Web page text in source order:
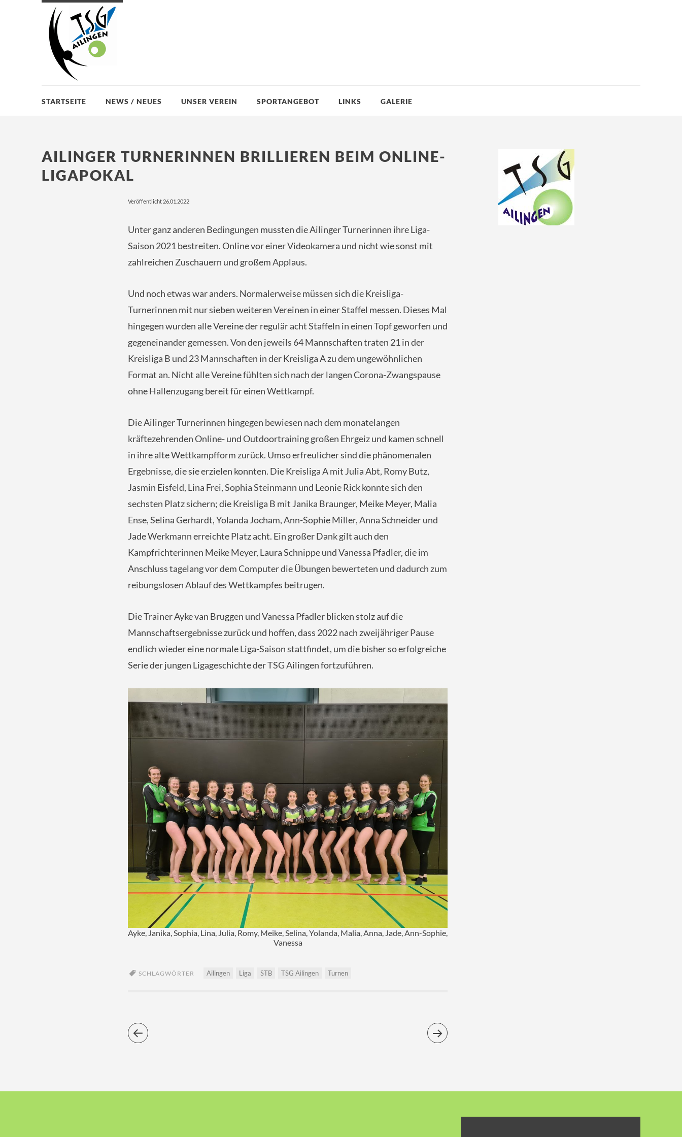
STARTSEITE NEWS / NEUES UNSER VEREIN SPORTANGEBOT LINKS GALERIE
AILINGER TURNERINNEN BRILLIEREN BEIM ONLINE-
LIGAPOKAL
Veröffentlicht 26.01.2022
Unter ganz anderen Bedingungen mussten die Ailinger Turnerinnen ihre Liga-
Saison 2021 bestreiten. Online vor einer Videokamera und nicht wie sonst mit
zahlreichen Zuschauern und großem Applaus.
Und noch etwas war anders. Normalerweise müssen sich die Kreisliga-
Turnerinnen mit nur sieben weiteren Vereinen in einer Staffel messen. Dieses Mal
hingegen wurden alle Vereine der regulär acht Staffeln in einen Topf geworfen und
gegeneinander gemessen. Von den jeweils 64 Mannschaften traten 21 in der
Kreisliga B und 23 Mannschaften in der Kreisliga A zu dem ungewöhnlichen
Format an. Nicht alle Vereine fühlten sich nach der langen Corona-Zwangspause
ohne Hallenzugang bereit für einen Wettkampf.
Die Ailinger Turnerinnen hingegen bewiesen nach dem monatelangen
kräftezehrenden Online- und Outdoortraining großen Ehrgeiz und kamen schnell
in ihre alte Wettkampfform zurück. Umso erfreulicher sind die phänomenalen
Ergebnisse, die sie erzielen konnten. Die Kreisliga A mit Julia Abt, Romy Butz,
Jasmin Eisfeld, Lina Frei, Sophia Steinmann und Leonie Rick konnte sich den
sechsten Platz sichern; die Kreisliga B mit Janika Braunger, Meike Meyer, Malia
Ense, Selina Gerhardt, Yolanda Jocham, Ann-Sophie Miller, Anna Schneider und
Jade Werkmann erreichte Platz acht. Ein großer Dank gilt auch den
Kampfrichterinnen Meike Meyer, Laura Schnippe und Vanessa Pfadler, die im
Anschluss tagelang vor dem Computer die Übungen bewerteten und dadurch zum
reibungslosen Ablauf des Wettkampfes beitrugen.
Die Trainer Ayke van Bruggen und Vanessa Pfadler blicken stolz auf die
Mannschaftsergebnisse zurück und hoffen, dass 2022 nach zweijähriger Pause
endlich wieder eine normale Liga-Saison stattfindet, um die bisher so erfolgreiche
Serie der jungen Ligageschichte der TSG Ailingen fortzuführen.
Ayke, Janika, Sophia, Lina, Julia, Romy, Meike, Selina, Yolanda, Malia, Anna, Jade, Ann-Sophie,
Vanessa
SCHLAGWÖRTER Ailingen Liga STB TSG Ailingen Turnen